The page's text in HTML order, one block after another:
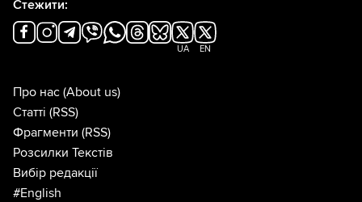
Стежити:
UA EN
Про нас (About us)
Статті (RSS)
Фрагменти (RSS)
Розсилки Текстів
Вибір редакції
#English